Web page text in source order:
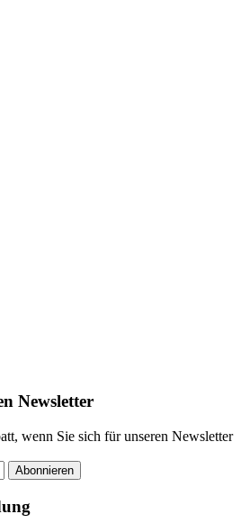
Newsletter
wenn Sie sich für unseren Newsletter
Abonnieren